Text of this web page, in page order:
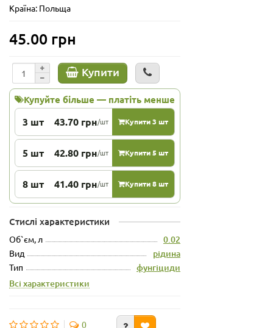
Країна: Польща
45.00 грн
Купити
Купуйте більше — платіть менше
3 шт 43.70 грн/шт Купити 3 шт
5 шт 42.80 грн/шт Купити 5 шт
8 шт 41.40 грн/шт Купити 8 шт
Стислі характеристики
Об`єм, л 0.02
Вид рідина
Тип
фунгіциди
Всі характеристики
0